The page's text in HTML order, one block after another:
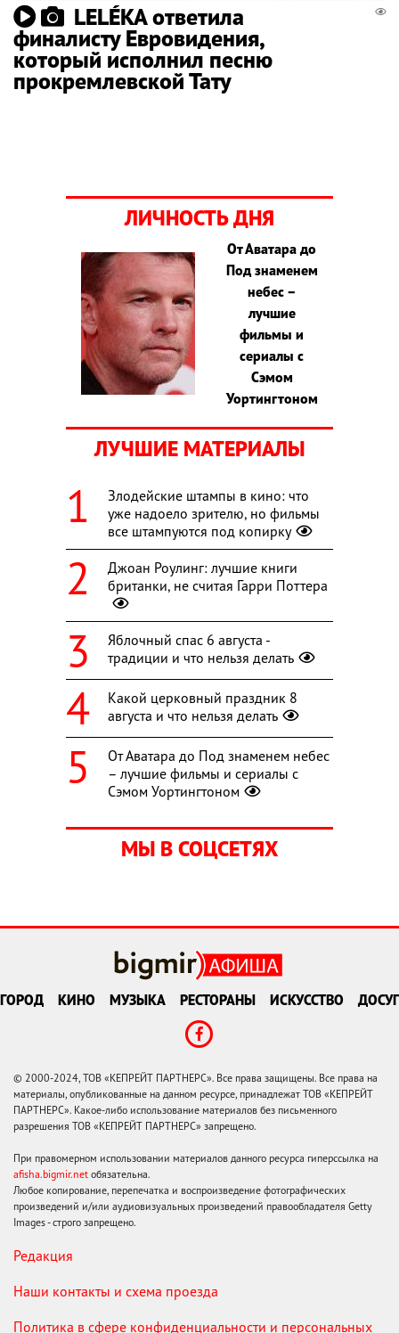
LELÉKA ответила
финалисту Евровидения,
который исполнил песню
прокремлевской Тату
ЛИЧНОСТЬ ДНЯ
От Аватара до
Под знаменем
небес –
лучшие
фильмы и
сериалы с
Сэмом
Уортингтоном
ЛУЧШИЕ МАТЕРИАЛЫ
Злодейские штампы в кино: что
уже надоело зрителю, но фильмы
все штампуются под копирку
Джоан Роулинг: лучшие книги
британки, не считая Гарри Поттера
Яблочный спас 6 августа -
традиции и что нельзя делать
Какой церковный праздник 8
августа и что нельзя делать
От Аватара до Под знаменем небес
– лучшие фильмы и сериалы с
Сэмом Уортингтоном
МЫ В СОЦСЕТЯХ
ГОРОД КИНО МУЗЫКА РЕСТОРАНЫ ИСКУССТВО ДОСУГ
© 2000-2024, ТОВ «КЕПРЕЙТ ПАРТНЕРС». Все права защищены. Все права на
материалы, опубликованные на данном ресурсе, принадлежат ТОВ «КЕПРЕЙТ
ПАРТНЕРС». Какое-либо использование материалов без письменного
разрешения ТОВ «КЕПРЕЙТ ПАРТНЕРС» запрещено.
При правомерном использовании материалов данного ресурса гиперссылка на
afisha.bigmir.net обязательна.
Любое копирование, перепечатка и воспроизведение фотографических
произведений и/или аудиовизуальных произведений правообладателя Getty
Images - строго запрещено.
Редакция
Наши контакты и схема проезда
Политика в сфере конфиденциальности и персональных